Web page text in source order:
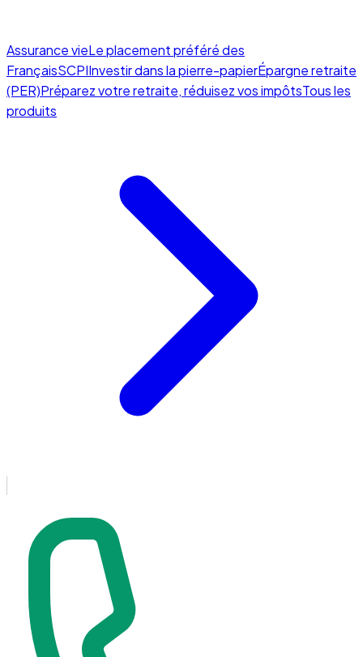
Assurance vieLe placement préféré des
FrançaisSCPIInvestir dans la pierre-papierÉpargne retraite
(PER)Préparez votre retraite, réduisez vos impôtsTous les
produits